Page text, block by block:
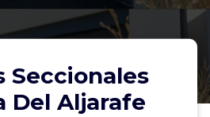
Seccionales
Del Aljarafe